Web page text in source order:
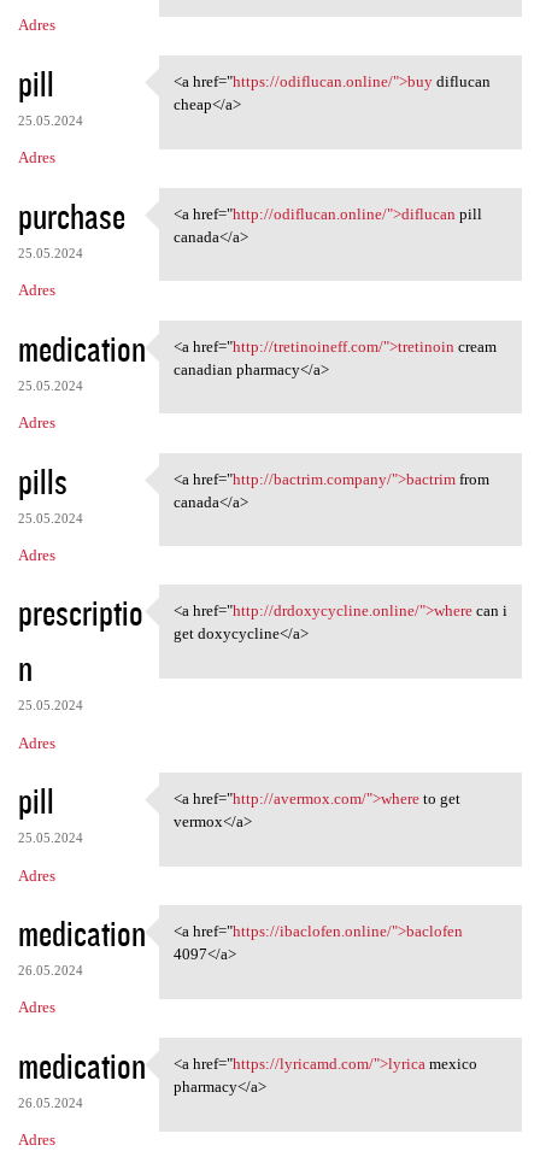
Adres
pill
25.05.2024
Adres
<a href="https://odiflucan
<a href="https://odiflucan.online/">buydiflucan
cheap</a>
purchase
25.05.2024
Adres
<a href="http://odiflucan
<a href="http://odiflucan.online/">diflucan pill
canada</a>
medication
25.05.2024
Adres
<a href="http://tretinoineff
<a href="http://tretinoineff.com/">tretinoin cream
canadian pharmacy</a>
pills
25.05.2024
Adres
<a href="http://bactrim
<a href="http://bactrim.company/">bactrimfrom
canada</a>
prescriptio
n
25.05.2024
Adres
<a href="http://drdoxycycline
<a href="http://drdoxycycline.online/">wherecan i
get doxycycline</a>
pill
25.05.2024
Adres
<a href="http://avermox.com/"
<a href="http://avermox.com/">whereto get
vermox</a>
medication
26.05.2024
Adres
<a href="https://ibaclofen
<a href="https://ibaclofen.online/">baclofen
4097</a>
medication
26.05.2024
Adres
<a href="https://lyricamd.com
<a href="https://lyricamd.com/">lyrica mexico
pharmacy</a>